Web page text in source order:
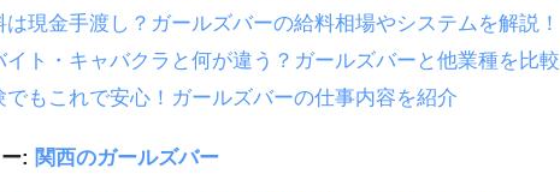
は現金手渡し？ガールズバーの給料相場やシステムを解説！
イト・キャバクラと何が違う？ガールズバーと他業種を比較
でもこれで安心！ガールズバーの仕事内容を紹介
: 関西のガールズバー